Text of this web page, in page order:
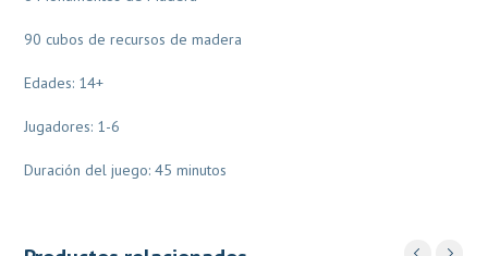
90 cubos de recursos de madera
Edades: 14+
Jugadores: 1-6
Duración del juego: 45 minutos